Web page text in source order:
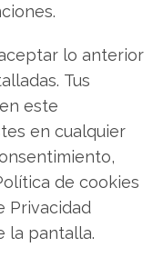
lo anterior
Tus
este
en cualquier
de cookies
Privacidad
la pantalla.
ha disparado
de los